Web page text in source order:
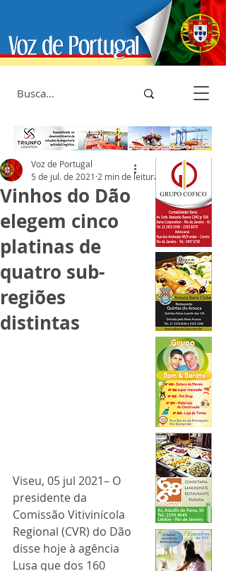
Vinhos do Dão
elegem cinco
platinas de
quatro sub-
regiões
distintas
Voz de Portugal
5 de jul. de 2021 2 min de leitura
Viseu, 05 jul 2021– O
presidente da
Comissão Vitivinícola
Regional (CVR) do Dão
disse hoje à agência
Lusa que dos 160